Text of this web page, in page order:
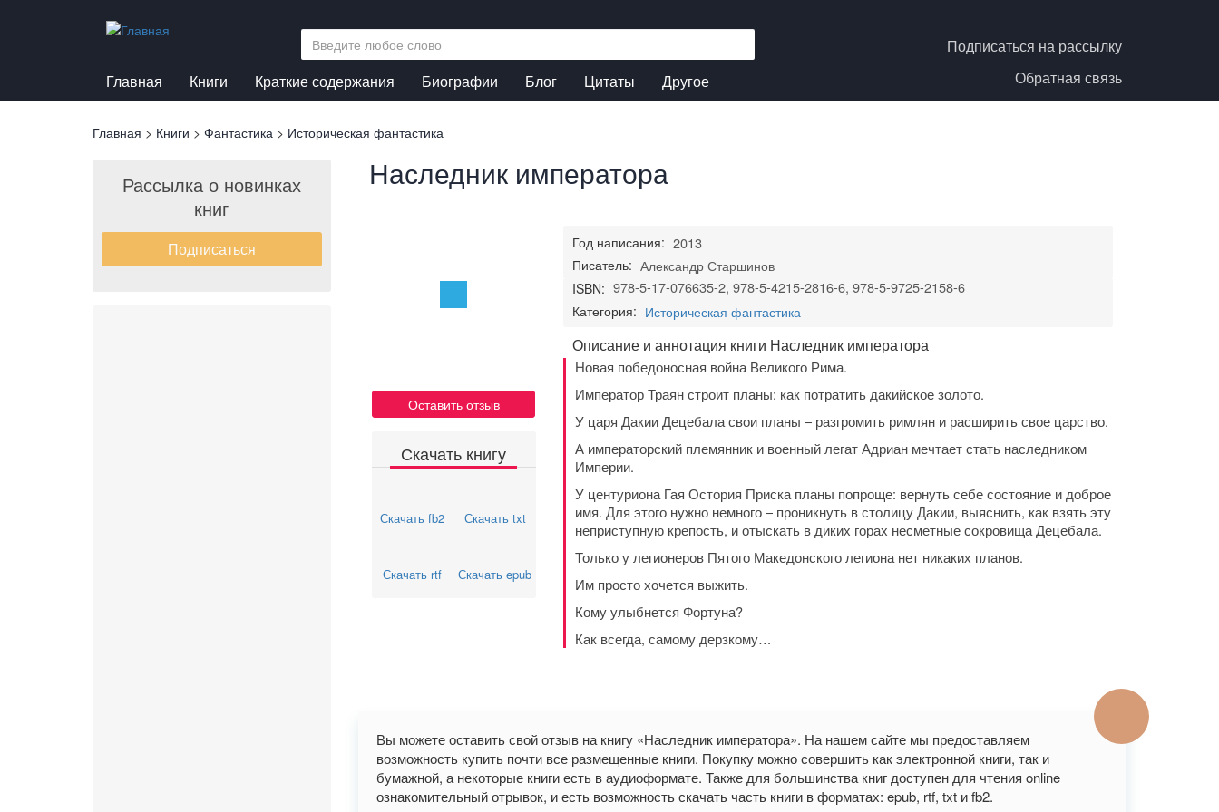
Подписаться на рассылку
Обратная связь
Главная Книги Краткие содержания Биографии Блог Цитаты Другое
Вы
Главная > Книги > Фантастика > Историческая фантастика
Рассылка о новинках
книг
Подписаться
Наследник императора
Оставить отзыв
Скачать книгу
Скачать fb2 Скачать txt
Скачать rtf Скачать epub
Год написания: 2013
Писатель: Александр Старшинов
ISBN: 978-5-17-076635-2, 978-5-4215-2816-6, 978-5-9725-2158-6
Категория: Историческая фантастика
Описание и аннотация книги Наследник императора
Новая победоносная война Великого Рима.
Император Траян строит планы: как потратить дакийское золото.
У царя Дакии Децебала свои планы – разгромить римлян и расширить свое царство.
А императорский племянник и военный легат Адриан мечтает стать наследником
Империи.
У центуриона Гая Остория Приска планы попроще: вернуть себе состояние и доброе
имя. Для этого нужно немного – проникнуть в столицу Дакии, выяснить, как взять эту
неприступную крепость, и отыскать в диких горах несметные сокровища Децебала.
Только у легионеров Пятого Македонского легиона нет никаких планов.
Им просто хочется выжить.
Кому улыбнется Фортуна?
Как всегда, самому дерзкому…
Вы можете оставить свой отзыв на книгу «Наследник императора». На нашем сайте мы предоставляем
возможность купить почти все размещенные книги. Покупку можно совершить как электронной книги, так и
бумажной, а некоторые книги есть в аудиоформате. Также для большинства книг доступен для чтения online
ознакомительный отрывок, и есть возможность скачать часть книги в форматах: epub, rtf, txt и fb2.